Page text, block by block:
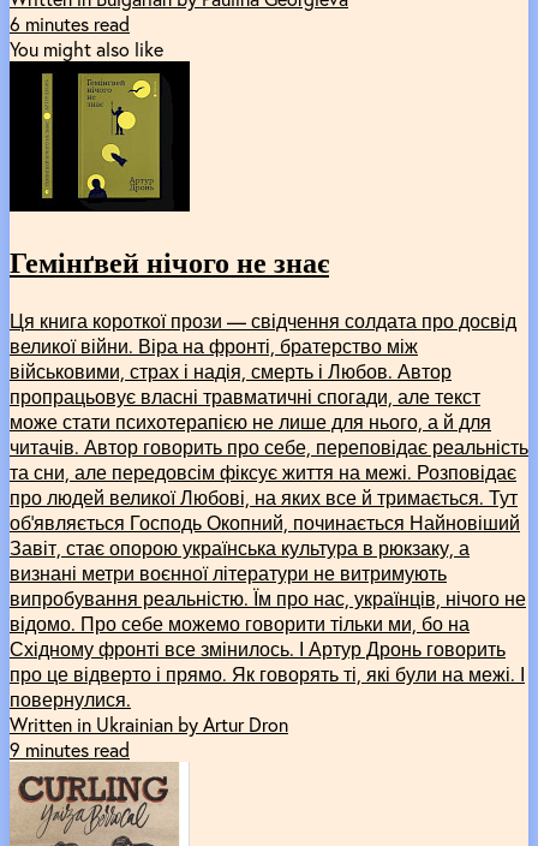
6 minutes read
You might also like
Гемінґвей нічого не знає
Ця книга короткої прози — свідчення солдата про досвід
великої війни. Віра на фронті, братерство між
військовими, страх і надія, смерть і Любов. Автор
пропрацьовує власні травматичні спогади, але текст
може стати психотерапією не лише для нього, а й для
читачів. Автор говорить про себе, переповідає реальність
та сни, але передовсім фіксує життя на межі. Розповідає
про людей великої Любові, на яких все й тримається. Тут
обʼявляється Господь Окопний, починається Найновіший
Завіт, стає опорою українська культура в рюкзаку, а
визнані метри воєнної літератури не витримують
випробування реальністю. Їм про нас, українців, нічого не
відомо. Про себе можемо говорити тільки ми, бо на
Східному фронті все змінилось. І Артур Дронь говорить
про це відверто і прямо. Як говорять ті, які були на межі. І
повернулися.
Written in Ukrainian by Artur Dron
9 minutes read